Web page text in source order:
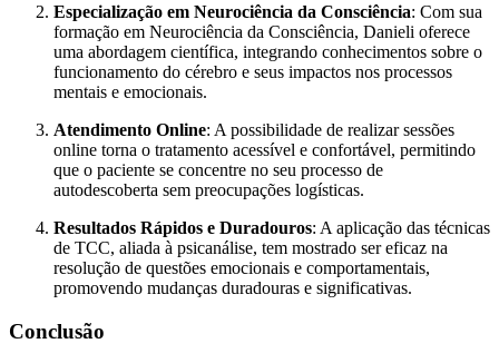
Especialização em Neurociência da Consciência: Com sua
formação em Neurociência da Consciência, Danieli oferece
uma abordagem científica, integrando conhecimentos sobre o
funcionamento do cérebro e seus impactos nos processos
mentais e emocionais.
Atendimento Online: A possibilidade de realizar sessões
online torna o tratamento acessível e confortável, permitindo
que o paciente se concentre no seu processo de
autodescoberta sem preocupações logísticas.
Resultados Rápidos e Duradouros: A aplicação das técnicas
de TCC, aliada à psicanálise, tem mostrado ser eficaz na
resolução de questões emocionais e comportamentais,
promovendo mudanças duradouras e significativas.
Conclusão